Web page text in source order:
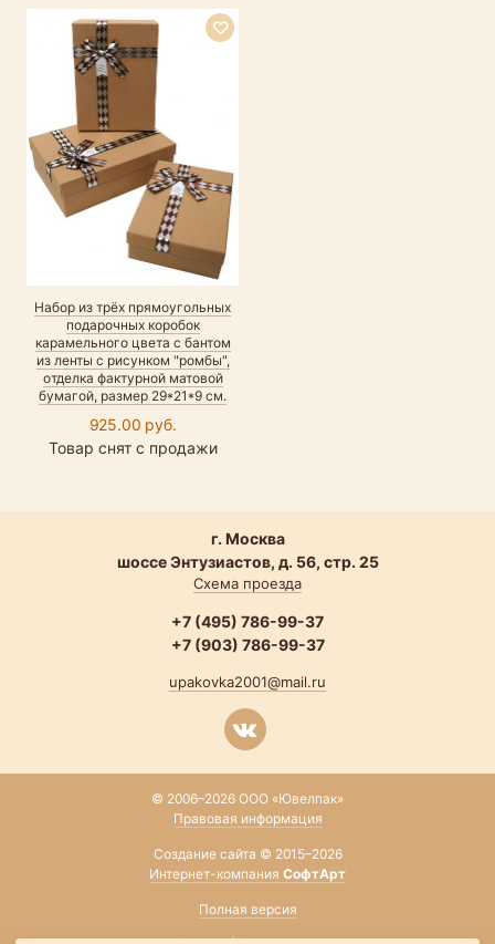
Набор из трёх прямоугольных
подарочных коробок
карамельного цвета с бантом
из ленты с рисунком "ромбы",
отделка фактурной матовой
бумагой, размер 29*21*9 см.
925.00 руб.
Товар снят с продажи
г. Москва
шоссе Энтузиастов, д. 56, стр. 25
Схема проезда
+7 (495) 786-99-37
+7 (903) 786-99-37
upakovka2001@mail.ru
© 2006–2026 ООО «Ювелпак»
Правовая информация
Создание сайта © 2015–2026
Интернет-компания СофтАрт
Полная версия